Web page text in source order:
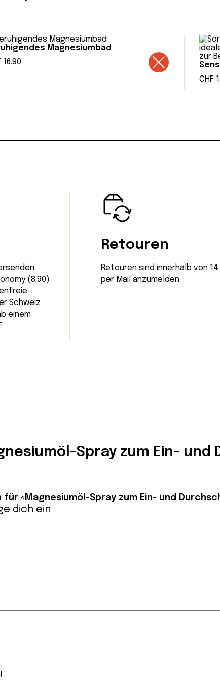
lebensverändernde Fähigkeit – auch für
Magnesiumbad
16.90
CHF
(8.90)
Schweiz
einem
Retouren
Retouren sind innerhalb von 14
per Mail anzumelden.
Spray zum Ein- und
«Magnesiumöl-Spray zum Ein- und
dich ein